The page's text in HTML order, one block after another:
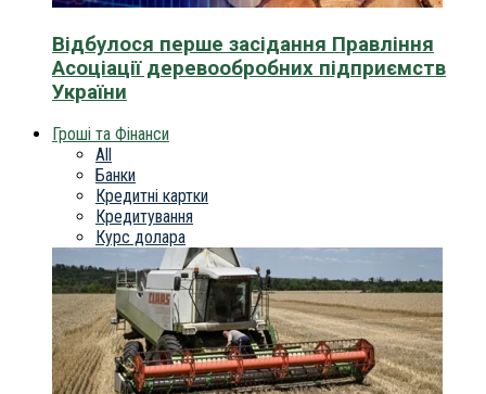
Відбулося перше засідання Правління
Асоціації деревообробних підприємств
України
Гроші та Фінанси
All
Банки
Кредитні картки
Кредитування
Курс долара